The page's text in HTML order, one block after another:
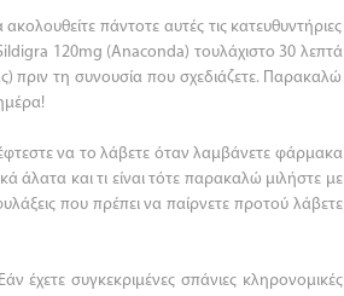
πάντοτε αυτές τις κατευθυντήριες
120mg (Anaconda) τουλάχιστο 30 λεπτά
πριν τη συνουσία που σχεδιάζετε. Παρακαλώ
να το λάβετε όταν λαμβάνετε φάρμακα
άλατα και τι είναι τότε παρακαλώ μιλήστε με
που πρέπει να παίρνετε προτού λάβετε
συγκεκριμένες σπάνιες κληρονομικές